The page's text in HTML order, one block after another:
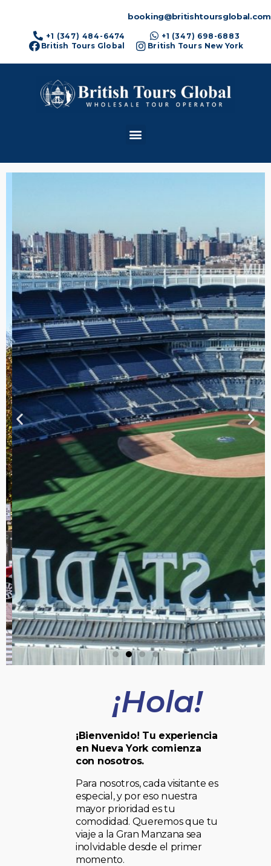
booking@britishtoursglobal.com
+1 (347) 484-6474
+1 (347) 698-6883
British Tours Global
British Tours New York
TOUR DE
CONTRASTES
¡Hola!
¡Bienvenido! Tu experiencia
en Nueva York comienza
con nosotros.
Para nosotros, cada visitante es
especial, y por eso nuestra
mayor prioridad es tu
comodidad. Queremos que tu
viaje a la Gran Manzana sea
inolvidable desde el primer
momento.